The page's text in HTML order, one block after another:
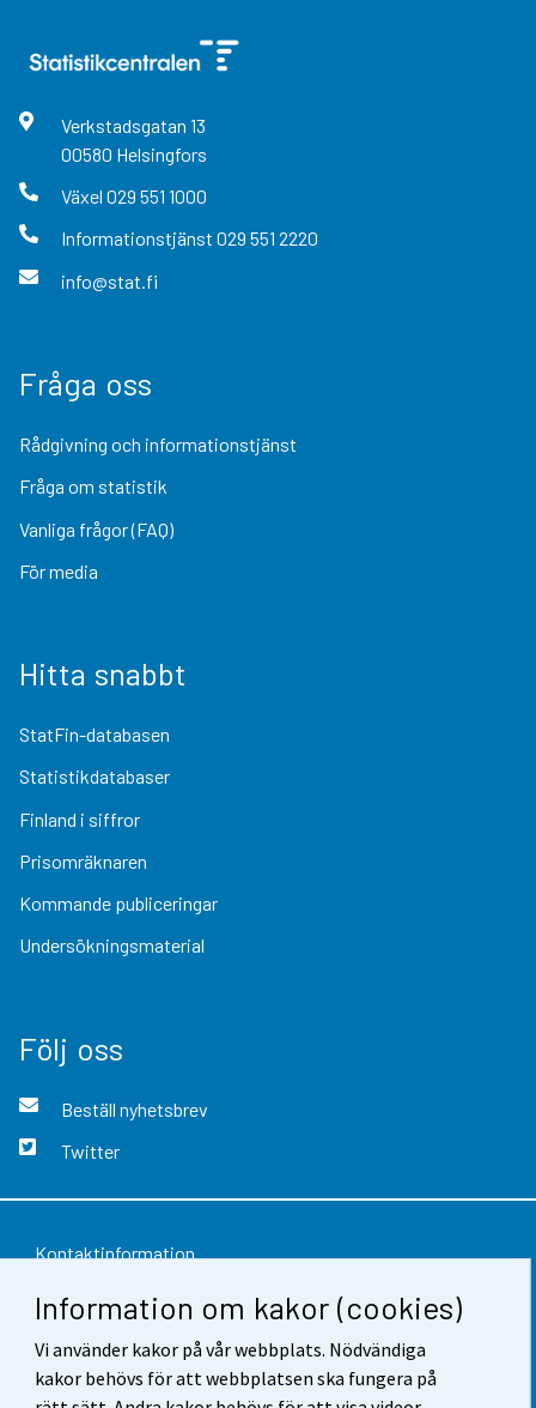
Information om kakor (cookies)
Vi använder kakor på vår webbplats. Nödvändiga
kakor behövs för att webbplatsen ska fungera på
Verkstadsgatan 13
00580 Helsingfors
Växel 029 551 1000
Informationstjänst 029 551 2220
info@stat.fi
Fråga oss
Rådgivning och informationstjänst
Fråga om statistik
Vanliga frågor (FAQ)
För media
Hitta snabbt
StatFin-databasen
Statistikdatabaser
Finland i siffror
Prisomräknaren
Kommande publiceringar
Undersökningsmaterial
Följ oss
Beställ nyhetsbrev
Twitter
Kontaktinformation
Respons
Användarvillkor
Dataskydd